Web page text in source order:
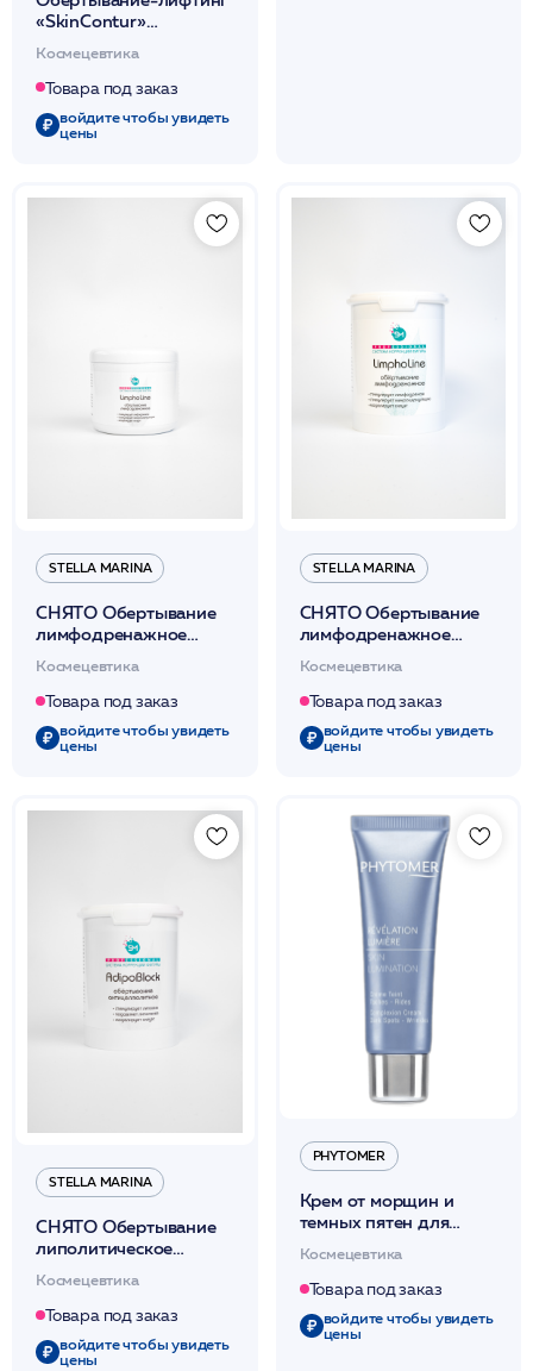
«SkinContur»
нейтральное для тела)
500мл /Stella Marina*
Космецевтика
Товара под заказ
войдите чтобы увидеть
цены
STELLA MARINA
СНЯТО Обертывание
лимфодренажное
«LimphoLine»
(термически
нейтральное д/тела)
500мл /Stella Marina*
Космецевтика
Товара под заказ
войдите чтобы увидеть
цены
STELLA MARINA
СНЯТО Обертывание
лимфодренажное
«LimphoLine»
(термически
нейтральное д/тела)
1000мл /Stella Marina*
Космецевтика
Товара под заказ
войдите чтобы увидеть
цены
STELLA MARINA
СНЯТО Обертывание
липолитическое
«AdipoBlock»
(термически
нейтральное д/тела)
1000мл /Stella Marina*
Космецевтика
Товара под заказ
войдите чтобы увидеть
цены
PHYTOMER
Крем от морщин и
темных пятен для
выравнивания тона
кожи 50мл /
PHYTOMER*
Космецевтика
Товара под заказ
войдите чтобы увидеть
цены